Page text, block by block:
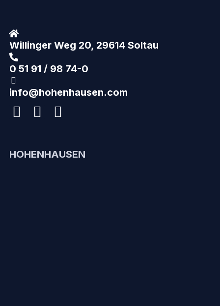
Willinger Weg 20, 29614 Soltau
0 51 91 / 98 74-0
info@hohenhausen.com
HOHENHAUSEN